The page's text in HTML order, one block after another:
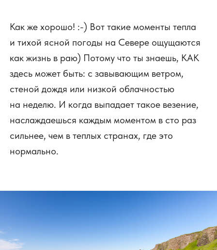
Как же хорошо! :-) Вот такие моменты тепла
и тихой ясной погоды на Севере ощущаются
как жизнь в раю) Потому что ты знаешь, КАК
здесь может быть: с завывающим ветром,
стеной дождя или низкой облачностью
на неделю. И когда выпадает такое везение,
наслаждаешься каждым моментом в сто раз
сильнее, чем в теплых странах, где это
нормально.